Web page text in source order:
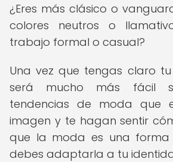
¿Eres más clásico o
colores neutros o
trabajo formal o casual?
Una vez que tengas claro
será mucho más fácil
tendencias de moda que
imagen y te hagan sentir
que la moda es una forma
debes adaptarla a tu